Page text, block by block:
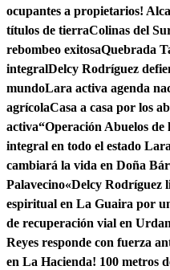
ocupantes a propietarios!
títulos de tierraColinas del
rebombeo exitosaQuebrada
integralDelcy Rodríguez
mundoLara activa agenda
agrícolaCasa a casa por los
activa“Operación Abuelos de
integral en todo el estado
cambiará la vida en Doña
Palavecino«Delcy Rodríguez
espiritual en La Guaira por
de recuperación vial en
Reyes responde con fuerza
en La Hacienda! 100 metros